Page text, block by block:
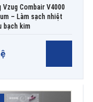
Vzug Combair V4000
– Làm sạch nhiệt
bạch kim